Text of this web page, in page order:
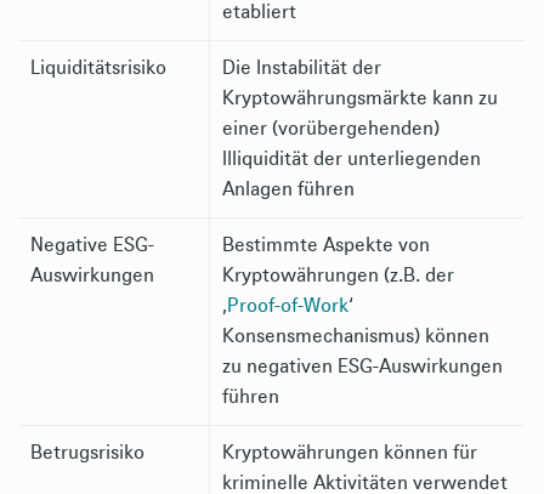
etabliert
Liquiditätsrisiko
Die Instabilität der
Kryptowährungsmärkte kann zu
einer (vorübergehenden)
Illiquidität der unterliegenden
Anlagen führen
Negative ESG-
Auswirkungen
Bestimmte Aspekte von
Kryptowährungen (z.B. der
‚Proof-of-Work‘
Konsensmechanismus) können
zu negativen ESG-Auswirkungen
führen
Betrugsrisiko
Kryptowährungen können für
kriminelle Aktivitäten verwendet
Was ist Bitcoin?